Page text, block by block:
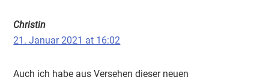
Christin
21. Januar 2021 at 16:02
Auch ich habe aus Versehen dieser neuen